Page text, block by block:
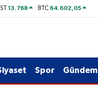
13.768 BTC 64.602,05
Spor Gündem